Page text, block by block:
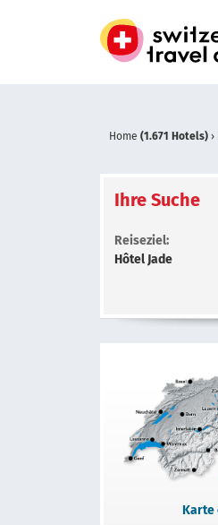
Home (1.671 Hotels) ›
Ihre Suche
Reiseziel:
Hôtel Jade
Karte